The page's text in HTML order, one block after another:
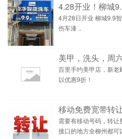
4.28开业！柳城
4月28日开业 柳城9.9
伤车漆 ..
美甲，洗头，周
百里手约美甲店，新
以优惠9折！
移动免费宽带转
需要有移动号码，转
接口的地方全柳州都可